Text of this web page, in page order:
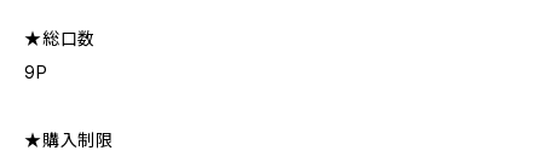
★総口数
9P
★購入制限